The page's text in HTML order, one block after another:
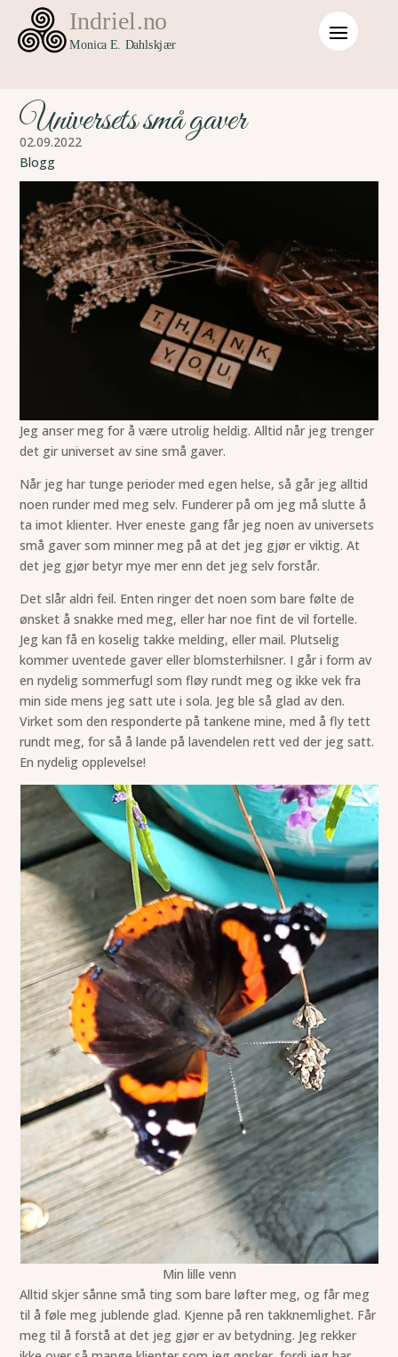
Universets små gaver
02.09.2022
Blogg
Jeg anser meg for å være utrolig heldig. Alltid når jeg trenger
det gir universet av sine små gaver.
Når jeg har tunge perioder med egen helse, så går jeg alltid
noen runder med meg selv. Funderer på om jeg må slutte å
ta imot klienter. Hver eneste gang får jeg noen av universets
små gaver som minner meg på at det jeg gjør er viktig. At
det jeg gjør betyr mye mer enn det jeg selv forstår.
Det slår aldri feil. Enten ringer det noen som bare følte de
ønsket å snakke med meg, eller har noe fint de vil fortelle.
Jeg kan få en koselig takke melding, eller mail. Plutselig
kommer uventede gaver eller blomsterhilsner. I går i form av
en nydelig sommerfugl som fløy rundt meg og ikke vek fra
min side mens jeg satt ute i sola. Jeg ble så glad av den.
Virket som den responderte på tankene mine, med å fly tett
rundt meg, for så å lande på lavendelen rett ved der jeg satt.
En nydelig opplevelse!
Min lille venn
Alltid skjer sånne små ting som bare løfter meg, og får meg
til å føle meg jublende glad. Kjenne på ren takknemlighet. Får
meg til å forstå at det jeg gjør er av betydning. Jeg rekker